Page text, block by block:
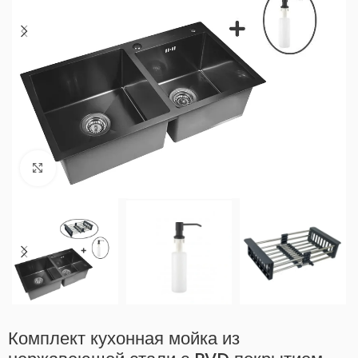
Нажмите, чтобы увеличить
Комплект кухонная мойка из